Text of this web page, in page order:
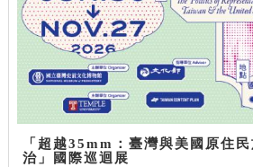
「超越35mm：臺灣與美國原住
治」國際巡迴展